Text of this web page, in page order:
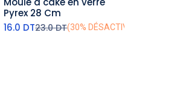
ajouter au panier
Pyrex 28 Cm
16.0 DT23.0DT(30% DÉSACTIVÉ)